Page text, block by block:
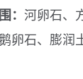
： 河卵石、
卵石、膨润